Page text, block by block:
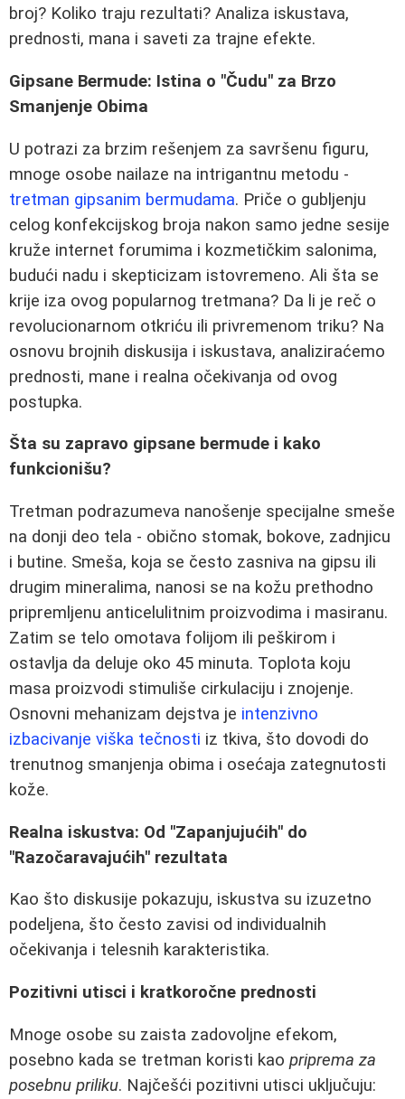
broj? Koliko traju rezultati? Analiza iskustava,
prednosti, mana i saveti za trajne efekte.
Gipsane Bermude: Istina o "Čudu" za Brzo
Smanjenje Obima
U potrazi za brzim rešenjem za savršenu figuru,
mnoge osobe nailaze na intrigantnu metodu -
tretman gipsanim bermudama. Priče o gubljenju
celog konfekcijskog broja nakon samo jedne sesije
kruže internet forumima i kozmetičkim salonima,
budući nadu i skepticizam istovremeno. Ali šta se
krije iza ovog popularnog tretmana? Da li je reč o
revolucionarnom otkriću ili privremenom triku? Na
osnovu brojnih diskusija i iskustava, analiziraćemo
prednosti, mane i realna očekivanja od ovog
postupka.
Šta su zapravo gipsane bermude i kako
funkcionišu?
Tretman podrazumeva nanošenje specijalne smeše
na donji deo tela - obično stomak, bokove, zadnjicu
i butine. Smeša, koja se često zasniva na gipsu ili
drugim mineralima, nanosi se na kožu prethodno
pripremljenu anticelulitnim proizvodima i masiranu.
Zatim se telo omotava folijom ili peškirom i
ostavlja da deluje oko 45 minuta. Toplota koju
masa proizvodi stimuliše cirkulaciju i znojenje.
Osnovni mehanizam dejstva je intenzivno
izbacivanje viška tečnosti iz tkiva, što dovodi do
trenutnog smanjenja obima i osećaja zategnutosti
kože.
Realna iskustva: Od "Zapanjujućih" do
"Razočaravajućih" rezultata
Kao što diskusije pokazuju, iskustva su izuzetno
podeljena, što često zavisi od individualnih
očekivanja i telesnih karakteristika.
Pozitivni utisci i kratkoročne prednosti
Mnoge osobe su zaista zadovoljne efekom,
posebno kada se tretman koristi kao priprema za
posebnu priliku. Najčešći pozitivni utisci uključuju: